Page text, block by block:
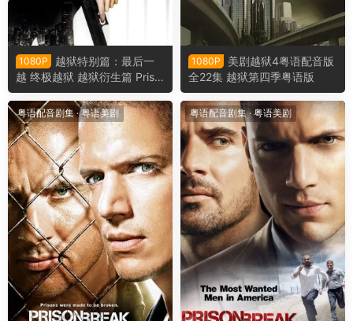
1080P
越狱特别篇：最后一
越 终极越狱 越狱衍生篇 Priso
n Break: The Final Break 粤
语版
1080P
美剧越狱4粤语配音版
全22集 越狱第四季粤语版
粤语配音剧集·粤语美剧 粤语配音剧集·粤语美剧